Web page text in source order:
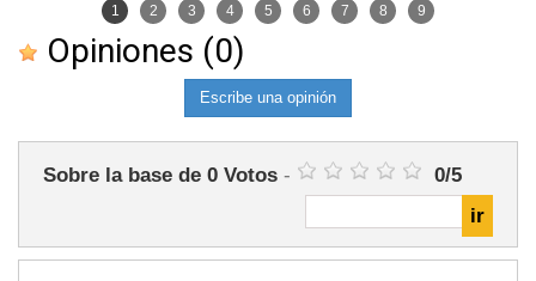
1 2 3 4 5 6 7 8 9
Opiniones (0)
Escribe una opinión
Sobre la base de 0 Votos - 0/5